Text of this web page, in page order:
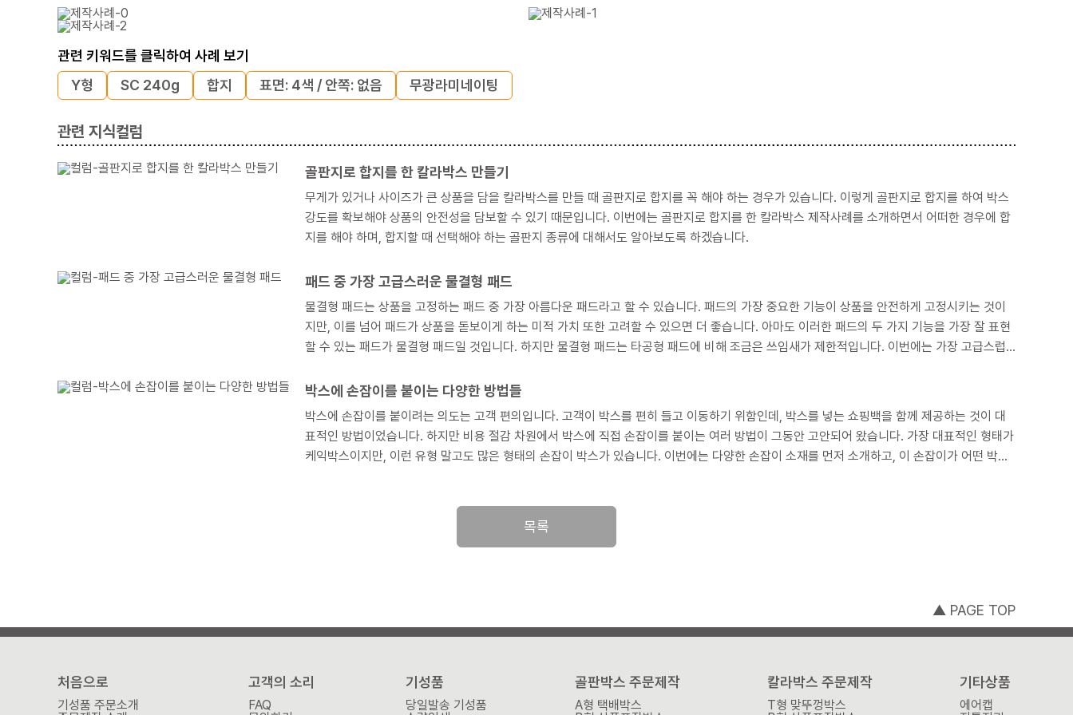
관련 키워드를 클릭하여 사례 보기
Y형
SC 240g 합지 표면: 4색 / 안쪽: 없음 무광라미네이팅
관련 지식컬럼
골판지로 합지를 한 칼라박스 만들기
무게가 있거나 사이즈가 큰 상품을 담을 칼라박스를 만들 때 골판지로 합지를 꼭 해야 하는 경우가 있습니다. 이렇게 골판지로 합지를 하여 박스
강도를 확보해야 상품의 안전성을 담보할 수 있기 때문입니다. 이번에는 골판지로 합지를 한 칼라박스 제작사례를 소개하면서 어떠한 경우에 합
지를 해야 하며, 합지할 때 선택해야 하는 골판지 종류에 대해서도 알아보도록 하겠습니다.
패드 중 가장 고급스러운 물결형 패드
물결형 패드는 상품을 고정하는 패드 중 가장 아름다운 패드라고 할 수 있습니다. 패드의 가장 중요한 기능이 상품을 안전하게 고정시키는 것이
지만, 이를 넘어 패드가 상품을 돋보이게 하는 미적 가치 또한 고려할 수 있으면 더 좋습니다. 아마도 이러한 패드의 두 가지 기능을 가장 잘 표현
할 수 있는 패드가 물결형 패드일 것입니다. 하지만 물결형 패드는 타공형 패드에 비해 조금은 쓰임새가 제한적입니다. 이번에는 가장 고급스럽
박스에 손잡이를 붙이는 다양한 방법들
박스에 손잡이를 붙이려는 의도는 고객 편의입니다. 고객이 박스를 편히 들고 이동하기 위함인데, 박스를 넣는 쇼핑백을 함께 제공하는 것이 대
표적인 방법이었습니다. 하지만 비용 절감 차원에서 박스에 직접 손잡이를 붙이는 여러 방법이 그동안 고안되어 왔습니다. 가장 대표적인 형태가
케익박스이지만, 이런 유형 말고도 많은 형태의 손잡이 박스가 있습니다. 이번에는 다양한 손잡이 소재를 먼저 소개하고, 이 손잡이가 어떤 박스
목록
▲ PAGE TOP
처음으로
기성품 주문소개
고객의 소리
FAQ
기성품
당일발송 기성품
골판박스 주문제작
A형 택배박스
칼라박스 주문제작
T형 맞뚜껑박스
기타상품
에어캡